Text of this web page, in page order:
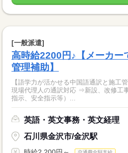
[一般派遣]
高時給2200円♪【メーカー
管理補助】
【語学力が活かせる中国語通訳と施工
現場代理人の通訳対応 ⇒新設、改修工
指示、安全指示等）...
英語・英文事務・英文経理
石川県金沢市/金沢駅